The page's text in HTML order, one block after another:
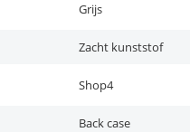
Grijs
Zacht kunststof
Shop4
Back case